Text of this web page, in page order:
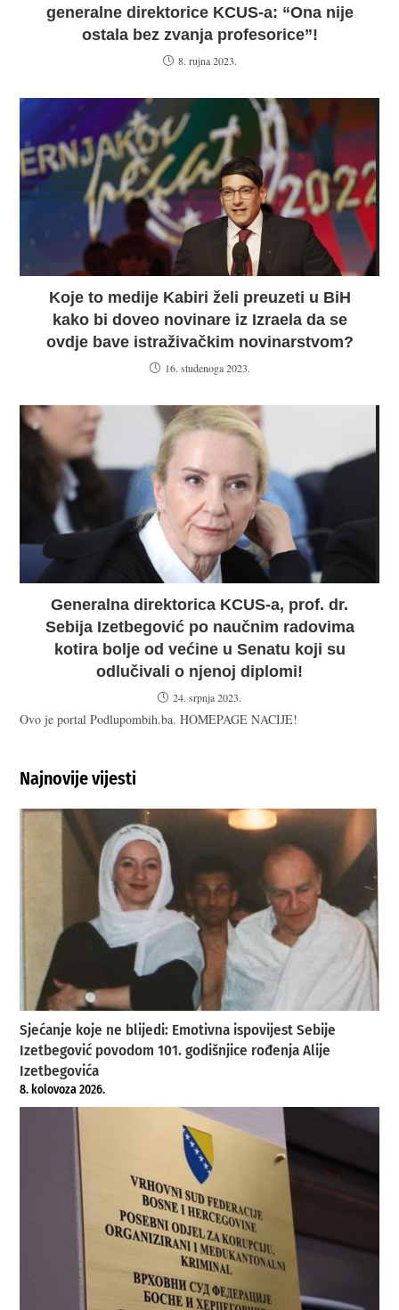
generalne direktorice KCUS-a: “Ona nije
ostala bez zvanja profesorice”!
8. rujna 2023.
Koje to medije Kabiri želi preuzeti u BiH
kako bi doveo novinare iz Izraela da se
ovdje bave istraživačkim novinarstvom?
16. studenoga 2023.
Generalna direktorica KCUS-a, prof. dr.
Sebija Izetbegović po naučnim radovima
kotira bolje od većine u Senatu koji su
odlučivali o njenoj diplomi!
24. srpnja 2023.
Ovo je portal Podlupombih.ba. HOMEPAGE NACIJE!
Najnovije vijesti
Sjećanje koje ne blijedi: Emotivna ispovijest Sebije
Izetbegović povodom 101. godišnjice rođenja Alije
Izetbegovića
8. kolovoza 2026.